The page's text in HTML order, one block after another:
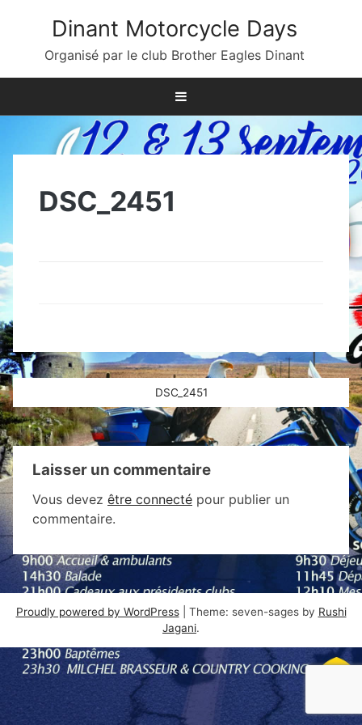
Dinant Motorcycle Days
Organisé par le club Brother Eagles Dinant
DSC_2451
Navigation
de
l’article
DSC_2451
Laisser un commentaire
Vous devez être connecté pour publier un
commentaire.
Proudly powered by WordPress Theme: seven-sages by Rushi
Jagani.